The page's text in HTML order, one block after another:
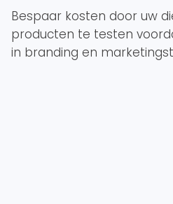
Bespaar kosten door uw
producten te testen
in branding en